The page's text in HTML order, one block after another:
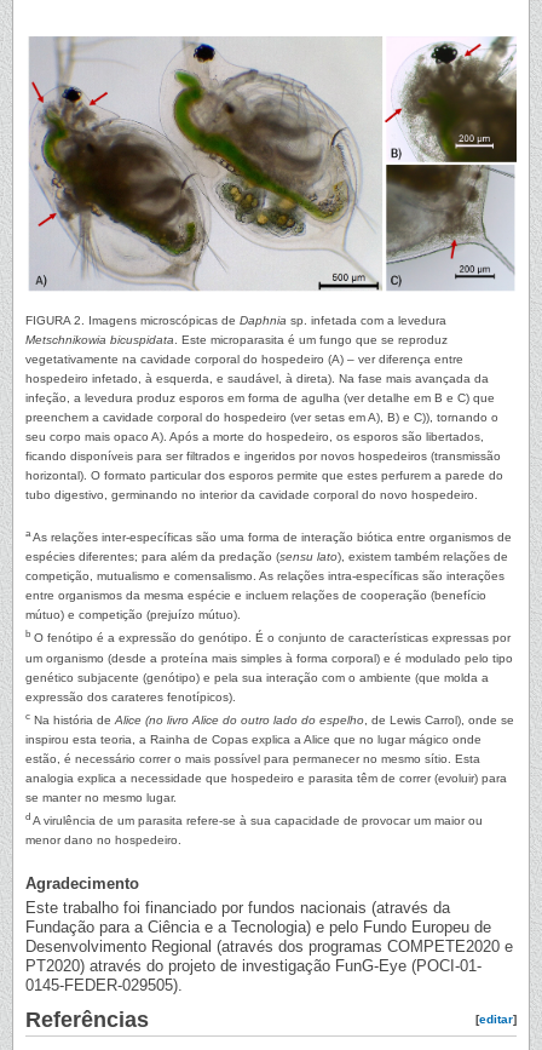
FIGURA 2. Imagens microscópicas de Daphnia sp. infetada com a levedura
Metschnikowia bicuspidata . Este microparasita é um fungo que se reproduz
vegetativamente na cavidade corporal do hospedeiro (A) – ver diferença entre
hospedeiro infetado, à esquerda, e saudável, à direta). Na fase mais avançada da
infeção, a levedura produz esporos em forma de agulha (ver detalhe em B e C) que
preenchem a cavidade corporal do hospedeiro (ver setas em A), B) e C)), tornando o
seu corpo mais opaco A). Após a morte do hospedeiro, os esporos são libertados,
ficando disponíveis para ser filtrados e ingeridos por novos hospedeiros (transmissão
horizontal). O formato particular dos esporos permite que estes perfurem a parede do
tubo digestivo, germinando no interior da cavidade corporal do novo hospedeiro.
aAs relações inter-específicas são uma forma de interação biótica entre organismos de
espécies diferentes; para além da predação (sensu lato), existem também relações de
competição, mutualismo e comensalismo. As relações intra-específicas são interações
entre organismos da mesma espécie e incluem relações de cooperação (benefício
mútuo) e competição (prejuízo mútuo).
b O fenótipo é a expressão do genótipo. É o conjunto de características expressas por
um organismo (desde a proteína mais simples à forma corporal) e é modulado pelo tipo
genético subjacente (genótipo) e pela sua interação com o ambiente (que molda a
expressão dos carateres fenotípicos).
c Na história de Alice (no livro Alice do outro lado do espelho , de Lewis Carrol), onde se
inspirou esta teoria, a Rainha de Copas explica a Alice que no lugar mágico onde
estão, é necessário correr o mais possível para permanecer no mesmo sítio. Esta
analogia explica a necessidade que hospedeiro e parasita têm de correr (evoluir) para
se manter no mesmo lugar.
d A virulência de um parasita refere-se à sua capacidade de provocar um maior ou
menor dano no hospedeiro.
Agradecimento
Este trabalho foi financiado por fundos nacionais (através da
Fundação para a Ciência e a Tecnologia) e pelo Fundo Europeu de
Desenvolvimento Regional (através dos programas COMPETE2020 e
PT2020) através do projeto de investigação FunG-Eye (POCI-01-
0145-FEDER-029505).
[editar]
Referências